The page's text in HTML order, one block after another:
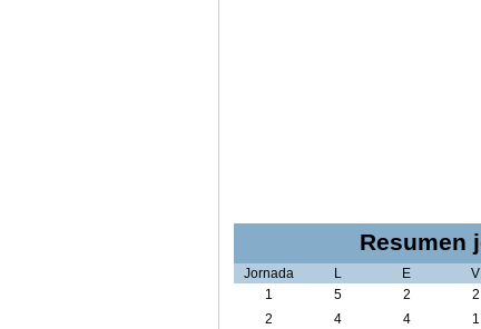
Resumen
Jornada L E V
1
5 2 2
2
4 4 1